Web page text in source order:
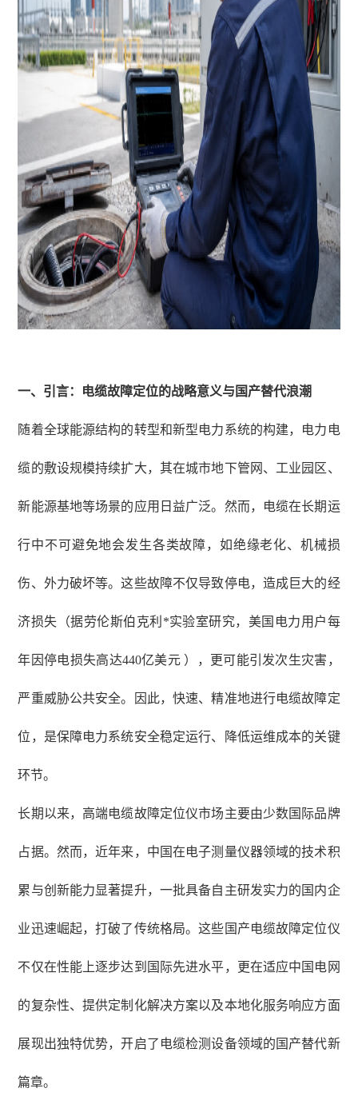
一、 引言：电缆故障定位的战略意义与国产替代浪潮
随着全球能源结构的转型和新型电力系统的构建，电力电
缆的敷设规模持续扩大，其在城市地下管网、工业园区、
新能源基地等场景的应用日益广泛。然而，电缆在长期运
行中不可避免地会发生各类故障，如绝缘老化、机械损
伤、外力破坏等。这些故障不仅导致停电，造成巨大的经
济损失（据劳伦斯伯克利*实验室研究，美国电力用户每
年因停电损失高达440亿美元 ），更可能引发次生灾害，
严重威胁公共安全。因此，快速、精准地进行电缆故障定
位，是保障电力系统安全稳定运行、降低运维成本的关键
环节。
长期以来，高端电缆故障定位仪市场主要由少数国际品牌
占据。然而，近年来，中国在电子测量仪器领域的技术积
累与创新能力显著提升，一批具备自主研发实力的国内企
业迅速崛起，打破了传统格局。这些国产电缆故障定位仪
不仅在性能上逐步达到国际先进水平，更在适应中国电网
的复杂性、提供定制化解决方案以及本地化服务响应方面
展现出独特优势，开启了电缆检测设备领域的国产替代新
篇章。